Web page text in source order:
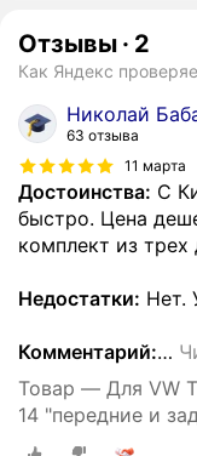
Отзывы · 2
Как Яндекс
Николай
63 отзыва
11 марта
Достоинства: С
быстро. Цена
комплект из трех
Недостатки: Нет.
Комментарий:…
Товар — Для VW
14 "передние и
щетки, резак,